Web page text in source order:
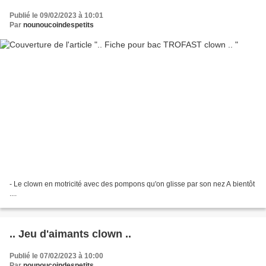
Publié le 09/02/2023 à 10:01
Par nounoucoindespetits
- Le clown en motricité avec des pompons qu'on glisse par son nez A bientôt
.. Jeu d'aimants clown ..
Publié le 07/02/2023 à 10:00